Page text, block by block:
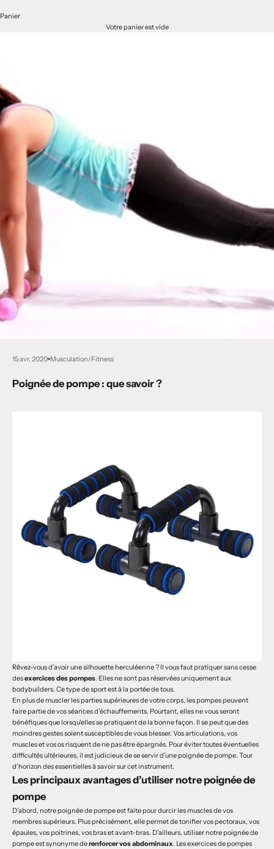
Panier
Votre panier est vide
15 avr. 2020 Musculation/Fitness
Poignée de pompe : que savoir ?
Rêvez-vous d’avoir une silhouette herculéenne ? Il vous faut pratiquer sans cesse
desexercices des pompes. Elles ne sont pas réservées uniquement aux
bodybuilders. Ce type de sport est à la portée de tous.
En plus de muscler les parties supérieures de votre corps, les pompes peuvent
faire partie de vos séances d’échauffements. Pourtant, elles ne vous seront
bénéfiques que lorsqu’elles se pratiquent de la bonne façon. Il se peut que des
moindres gestes soient susceptibles de vous blesser. Vos articulations, vos
muscles et vos os risquent de ne pas être épargnés. Pour éviter toutes éventuelles
difficultés ultérieures, il est judicieux de se servir d’unepoignée de pompe. Tour
d’horizon des essentielles à savoir sur cet instrument.
Les principaux avantages d’utiliser notre poignée de
pompe
D’abord, notre poignée de pompe est faite pour durcir les muscles de vos
membres supérieurs. Plus précisément, elle permet de tonifier vos pectoraux, vos
épaules, vos poitrines, vos bras et avant-bras. D’ailleurs, utiliser notre poignée de
pompe est synonyme derenforcer vos abdominaux. Les exercices de pompes